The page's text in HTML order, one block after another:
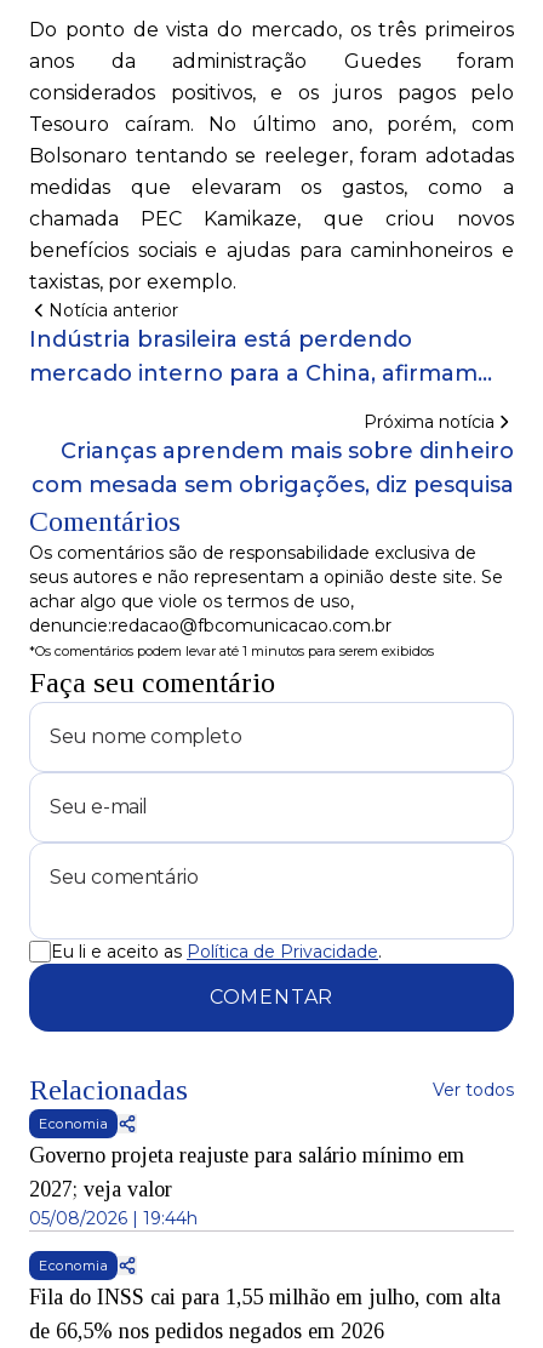
Do ponto de vista do mercado, os três primeiros
anos da administração Guedes foram
considerados positivos, e os juros pagos pelo
Tesouro caíram. No último ano, porém, com
Bolsonaro tentando se reeleger, foram adotadas
medidas que elevaram os gastos, como a
chamada PEC Kamikaze, que criou novos
benefícios sociais e ajudas para caminhoneiros e
taxistas, por exemplo.
Notícia anterior
Indústria brasileira está perdendo
mercado interno para a China, afirmam
Próxima notícia
Crianças aprendem mais sobre dinheiro
com mesada sem obrigações, diz pesquisa
Comentários
Os comentários são de responsabilidade exclusiva de
seus autores e não representam a opinião deste site. Se
achar algo que viole os termos de uso,
denuncie:redacao@fbcomunicacao.com.br
*Os comentários podem levar até 1 minutos para serem exibidos
Faça seu comentário
Eu li e aceito as Política de Privacidade.
COMENTAR
Relacionadas Ver todos
Economia
Governo projeta reajuste para salário mínimo em
2027; veja valor
05/08/2026 | 19:44h
Economia
Fila do INSS cai para 1,55 milhão em julho, com alta
de 66,5% nos pedidos negados em 2026